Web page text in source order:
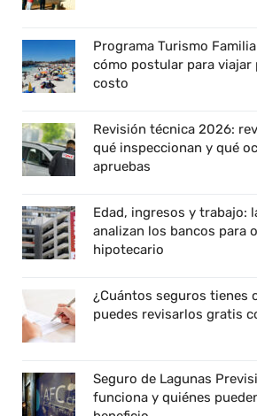
Programa Turismo
cómo postular para viajar
costo
Revisión técnica 2026:
qué inspeccionan y qué
apruebas
Edad, ingresos y trabajo:
analizan los bancos para
hipotecario
¿Cuántos seguros tienes
puedes revisarlos gratis
Seguro de Lagunas
funciona y quiénes